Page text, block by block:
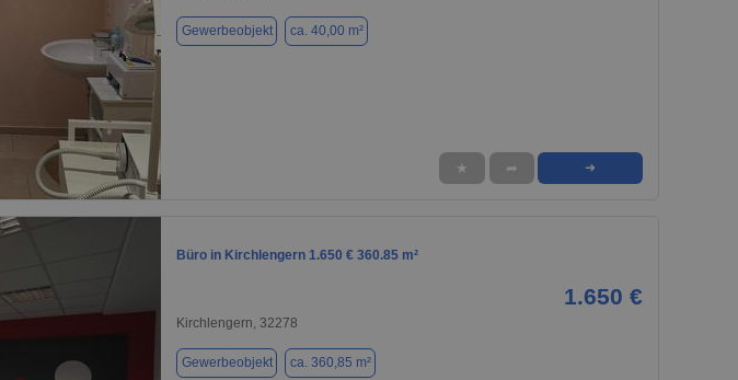
1 / 1
Gewerbeobjekt ca. 40,00 m²
★ ➦ ➜
Büro in Kirchlengern 1.650 € 360.85 m²
1.650 €
Kirchlengern, 32278
Gewerbeobjekt ca. 360,85 m²